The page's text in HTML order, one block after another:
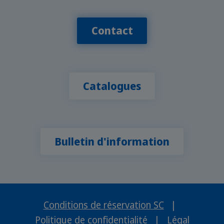
Contact
Catalogues
Bulletin d'information
Conditions de réservation SC
|
Politique de confidentialité
| Légal